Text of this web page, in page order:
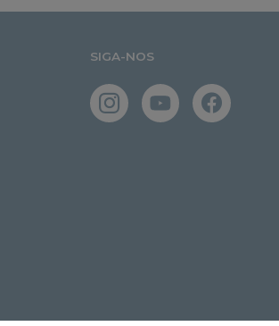
SIGA-NOS